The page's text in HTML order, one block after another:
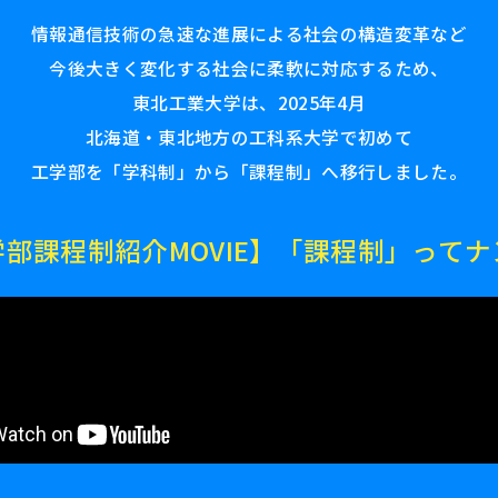
情報通信技術の急速な進展による社会の構造変革など
今後大きく変化する社会に柔軟に対応するため、
東北工業大学は、2025年4月
北海道・東北地方の工科系大学で初めて
工学部を「学科制」から「課程制」へ移行しました。
課程制紹介MOVIE】 「課程制」って